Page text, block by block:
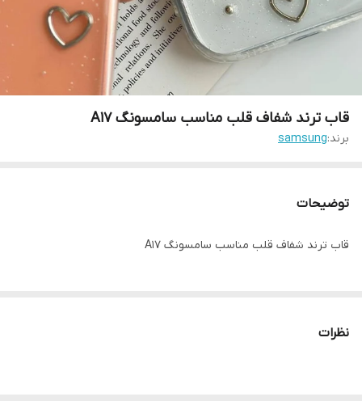
قاب ترند شفاف قلب مناسب سامسونگ A17
برند:samsung
توضیحات
قاب ترند شفاف قلب مناسب سامسونگ A17
نظرات